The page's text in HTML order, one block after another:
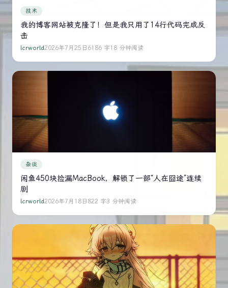
技术
我的博客网站被克隆了！但是我只用了14行代码完成反
击
lcrworld2026年7月25日 6186 字18 分钟阅读
杂谈
闲鱼450块捡漏MacBook，解锁了一部“人在囧途”连续
剧
lcrworld2026年7月18日 822 字3 分钟阅读